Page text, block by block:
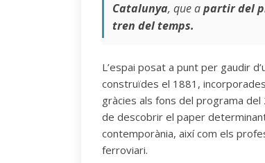
Catalunya, que apartir del
tren del temps.
L’espai posat a punt per gaudir
construïdes el 1881,
gràcies als fons del programa
de descobrir el paper
contemporània, així com els
ferroviari.